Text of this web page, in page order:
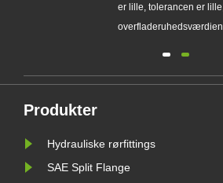
er lille, tolerancen er
materialer...
Produkter
Hydrauliske rørfittings
SAE Split Flange